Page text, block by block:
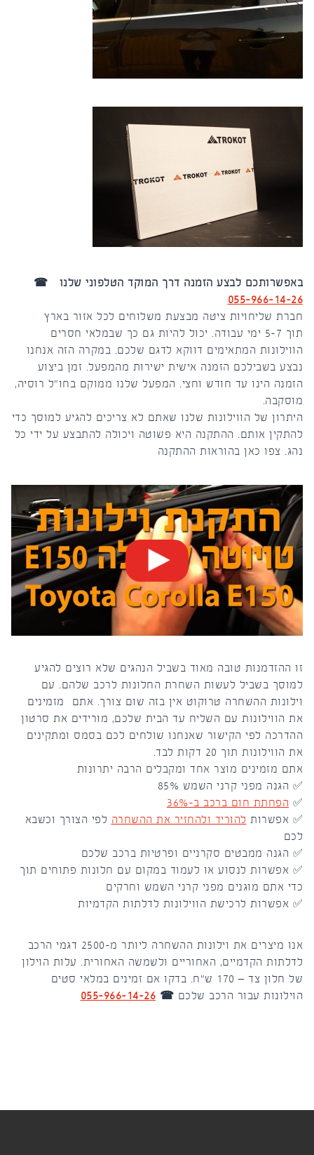
באפשרותכם לבצע הזמנה דרך המוקד הטלפוני שלנו ☎
055-966-14-26
חברת שליחויות ציטה מבצעת משלוחים לכל אזור בארץ
תוך 5-7 ימי עבודה. יכול להיות גם כך שבמלאי חסרים
הווילונות המתאימים דווקא לדגם שלכם. במקרה הזה אנחנו
נבצע בשבילכם הזמנה אישית ישירות מהמפעל. זמן ביצוע
הזמנה הינו עד חודש וחצי. המפעל שלנו ממוקם בחו"ל רוסיה,
מוסקבה.
היתרון של הווילונות שלנו שאתם לא צריכים להגיע למוסך כדי
להתקין אותם. ההתקנה היא פשוטה ויכולה להתבצע על ידי כל
נהג. צפו כאן בהוראות ההתקנה
זו ההזדמנות טובה מאוד בשביל הנהגים שלא רוצים להגיע
למוסך בשביל לעשות השחרת החלונות לרכב שלהם. עם
וילונות ההשחרה טרוקוט אין בזה שום צורך. אתם מזמינים
את הווילונות עם השליח עד הבית שלכם, מורידים את סרטון
ההדרכה לפי הקישור שאנחנו שולחים לכם בסמס ומתקינים
את הווילונות תוך 20 דקות לבד.
אתם מזמינים מוצר אחד ומקבלים הרבה יתרונות
✅ הגנה מפני קרני השמש 85%
✅ הפחתת חום ברכב ב-36%
✅ אפשרות להוריד ולהחזיר את ההשחרה לפי הצורך וכשבא
לכם
✅ הגנה ממבטים סקרניים ופרטיות ברכב שלכם
✅ אפשרות לנסוע או לעמוד במקום עם חלונות פתוחים תוך
כדי אתם מוגנים מפני קרני השמש וחרקים
✅ אפשרות לרכישת הווילונות לדלתות הקדמיות
אנו מיצרים את וילונות ההשחרה ליותר מ-2500 דגמי הרכב
לדלתות הקדמיים, האחוריים ולשמשה האחורית. עלות הוילון
של חלון צד – 170 ש"ח. בדקו אם זמינים במלאי סטים
הוילונות עבור הרכב שלכם ☎
055-966-14-26